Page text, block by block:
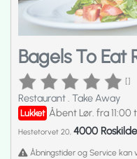
Bagels To Eat
[]
Restaurant. Take Away
Lukket Åbent Lør. fra 11:00
Hestetorvet 20, 4000 Roskilde
Åbningstider og Service